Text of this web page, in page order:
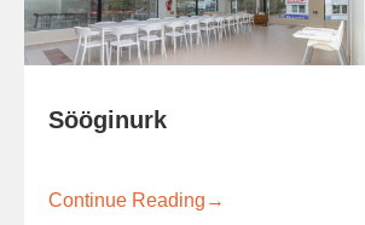
Sööginurk
Continue Reading →